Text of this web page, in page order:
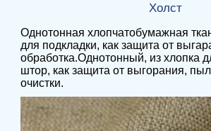
Холст
Однотонная хлопчатобумажная
для подкладки, как защита от
обработка.Однотонный, из хлопка
штор, как защита от выгорания,
очистки.